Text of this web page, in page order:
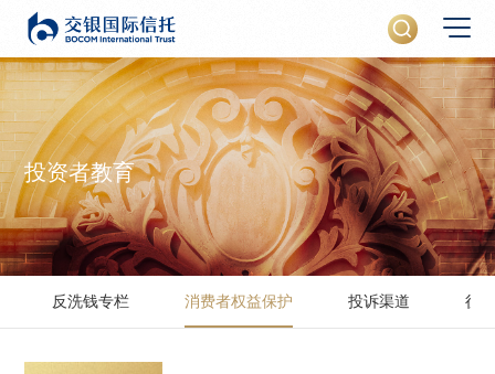
投资者教育
反洗钱专栏 消费者权益保护 投诉渠道 征